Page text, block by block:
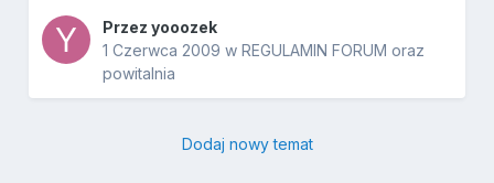
Przezyooozek
1 Czerwca 2009 wREGULAMIN FORUM oraz
powitalnia
Dodaj nowy temat